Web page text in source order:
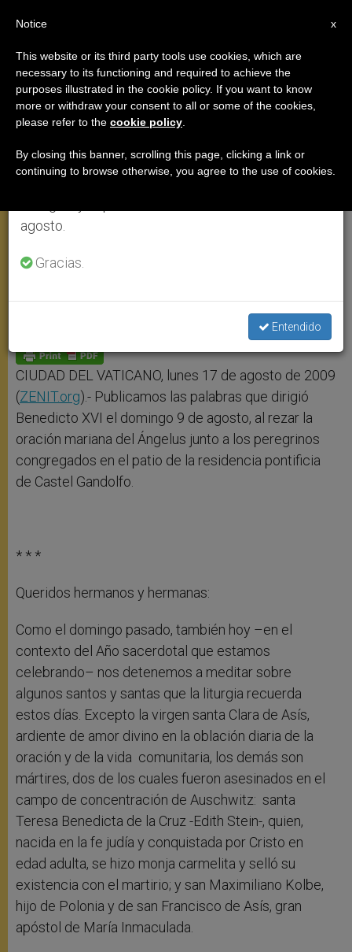
Benedicto XVI: La santidad,
respuesta a un mundo en crisis
del 9 de agosto
AGOSTO 17, 2009 00:00
a
p
p
s
g
e
r
c
o
k
i
r
a
CIUDAD DEL VATICANO, lunes 17 de agosto de 2009
(ZENIT.org).- Publicamos las palabras que dirigió
Benedicto XVI el domingo 9 de agosto, al rezar la
oración mariana del Ángelus junto a los peregrinos
congregados en el patio de la residencia pontificia
de Castel Gandolfo.
* * *
Queridos hermanos y hermanas:
Como el domingo pasado, también hoy –en el
contexto del Año sacerdotal que estamos
celebrando– nos detenemos a meditar sobre
algunos santos y santas que la liturgia recuerda
estos días. Excepto la virgen santa Clara de Asís,
ardiente de amor divino en la oblación diaria de la
oración y de la vida comunitaria, los demás son
mártires, dos de los cuales fueron asesinados en el
campo de concentración de Auschwitz: santa
Teresa Benedicta de la Cruz -Edith Stein-, quien,
nacida en la fe judía y conquistada por Cristo en
edad adulta, se hizo monja carmelita y selló su
existencia con el martirio; y san Maximiliano Kolbe,
hijo de Polonia y de san Francisco de Asís, gran
apóstol de María Inmaculada.
×
Aviso importante
Del 27 de julio al 7 de agosto haremos la pausa
anual, aprovechando que en el periodo de verano
se generan menos informaciones y también el
agosto.
Gracias.
Entendido
x
Notice
This website or its third party tools use cookies, which are
necessary to its functioning and required to achieve the
purposes illustrated in the cookie policy. If you want to know
more or withdraw your consent to all or some of the cookies,
please refer to the cookie policy
By closing this banner, scrolling this page, clicking a link or
continuing to browse otherwise, you agree to the use of cookies.